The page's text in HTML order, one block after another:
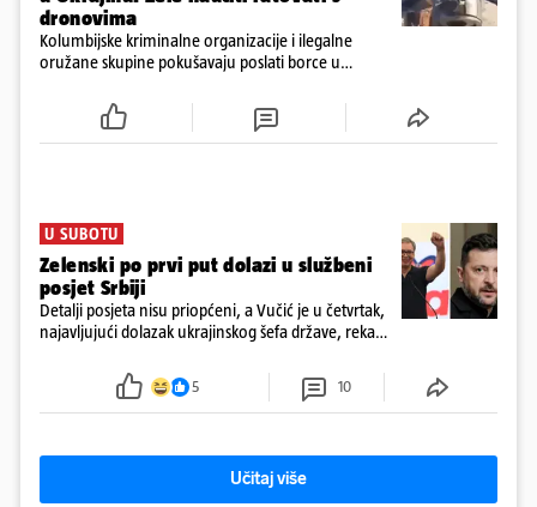
dronovima
Kolumbijske kriminalne organizacije i ilegalne
oružane skupine pokušavaju poslati borce u
bespilotnim letjelicama te ih kasnije koristili protiv
kolumbijske vojske
U SUBOTU
Zelenski po prvi put dolazi u službeni
posjet Srbiji
Detalji posjeta nisu priopćeni, a Vučić je u četvrtak,
najavljujući dolazak ukrajinskog šefa države, rekao
europski put Ukrajine i Srbije
5 10
Učitaj više